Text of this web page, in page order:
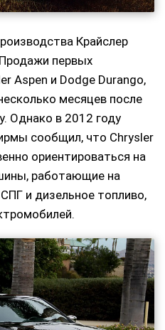
Крайслер
первых
Aspen и Dodge Durango,
месяцев после
Однако в 2012 году
сообщил, что Chrysler
ориентироваться на
работающие на
и дизельное топливо,